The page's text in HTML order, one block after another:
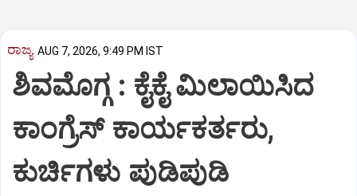
ರಾಜ್ಯ AUG 7, 2026, 9:49 PM IST
ಶಿವಮೊಗ್ಗ : ಕೈಕೈ ಮಿಲಾಯಿಸಿದ
ಕಾಂಗ್ರೆಸ್ ಕಾರ್ಯಕರ್ತರು,
ಕುರ್ಚಿಗಳು ಪುಡಿಪುಡಿ